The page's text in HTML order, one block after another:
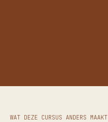
WAT DEZE CURSUS ANDERS MAAKT